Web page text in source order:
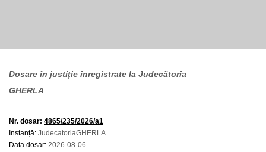
Dosare în justiție înregistrate la Judecătoria
GHERLA
Nr. dosar: 4865/235/2026/a1
Instanță: JudecatoriaGHERLA
Data dosar: 2026-08-06